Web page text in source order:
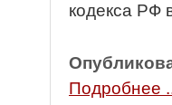
кодекса РФ
Подробнее